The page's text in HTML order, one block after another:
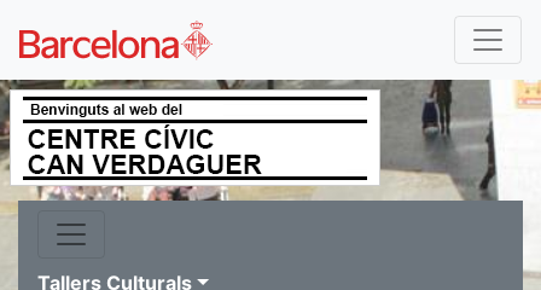
Tallers Culturals